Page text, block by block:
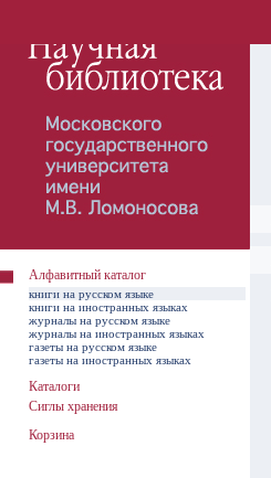
Алфавитный каталог
книги на русском языке
книги на иностранных языках
журналы на русском языке
журналы на иностранных языках
газеты на русском языке
газеты на иностранных языках
Каталоги
Сиглы хранения
Корзина